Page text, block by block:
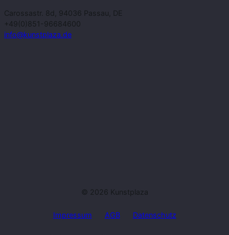
Carossastr. 8d, 94036 Passau, DE
+49(0)851-96684600
info@kunstplaza.de
© 2026 Kunstplaza
Impressum AGB Datenschutz